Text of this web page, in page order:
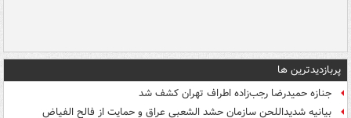
پربازدیدترین ها
جنازه حمیدرضا رجب‌زاده اطراف تهران کشف شد
بیانیه شدیداللحن سازمان حشد الشعبی عراق و حمایت از فالح الفیاض